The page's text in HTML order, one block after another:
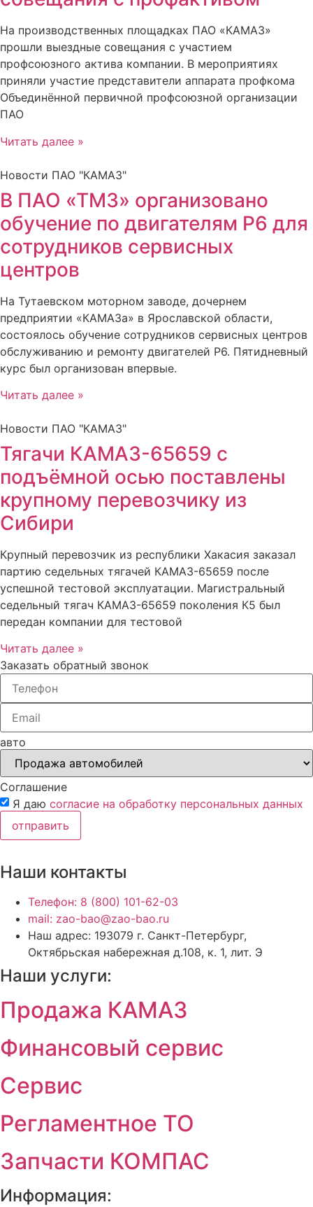
На производственных площадках ПАО «КАМАЗ»
прошли выездные совещания с участием
профсоюзного актива компании. В мероприятиях
приняли участие представители аппарата профкома
Объединённой первичной профсоюзной организации
ПАО
Читать далее »
Новости ПАО "КАМАЗ"
В ПАО «ТМЗ» организовано
обучение по двигателям Р6 для
сотрудников сервисных
центров
На Тутаевском моторном заводе, дочернем
предприятии «КАМАЗа» в Ярославской области,
состоялось обучение сотрудников сервисных центров
обслуживанию и ремонту двигателей Р6. Пятидневный
курс был организован впервые.
Читать далее »
Новости ПАО "КАМАЗ"
Тягачи КАМАЗ-65659 с
подъёмной осью поставлены
крупному перевозчику из
Сибири
Крупный перевозчик из республики Хакасия заказал
партию седельных тягачей КАМАЗ-65659 после
успешной тестовой эксплуатации. Магистральный
седельный тягач КАМАЗ-65659 поколения К5 был
передан компании для тестовой
Читать далее »
Заказать обратный звонок
авто
Соглашение
Я даю согласие на обработку персональных данных
отправить
Наши контакты
Телефон: 8 (800) 101-62-03
mail: zao-bao@zao-bao.ru
Наш адрес: 193079 г. Санкт-Петербург,
Октябрьская набережная д.108, к. 1, лит. Э
Наши услуги:
Продажа КАМАЗ
Финансовый сервис
Сервис
Регламентное ТО
Запчасти КОМПАС
Информация: